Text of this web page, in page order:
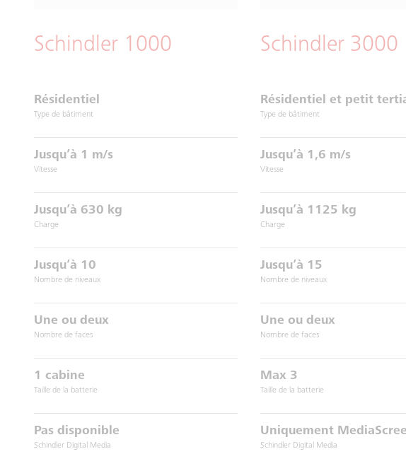
Schindler 1000
Résidentiel
Type de bâtiment
Jusqu’à 1 m/s
Vitesse
Jusqu’à 630 kg
Charge
Jusqu’à 10
Nombre de niveaux
Une ou deux
Nombre de faces
1 cabine
Taille de la batterie
Pas disponible
Schindler Digital Media
Schindler 3000
Résidentiel et petit
Type de bâtiment
Jusqu’à 1,6 m/s
Vitesse
Jusqu’à 1125 kg
Charge
Jusqu’à 15
Nombre de niveaux
Une ou deux
Nombre de faces
Max 3
Taille de la batterie
Uniquement
Schindler Digital Media